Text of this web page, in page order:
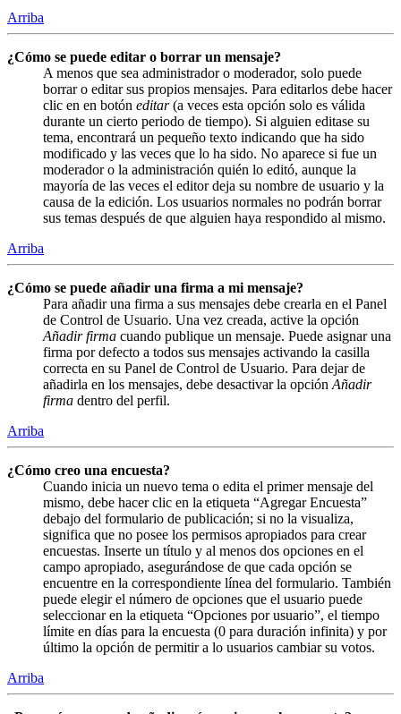
Arriba
¿Cómo se puede editar o borrar un mensaje?
A menos que sea administrador o moderador, solo puede
borrar o editar sus propios mensajes. Para editarlos debe hacer
clic en en botón editar(a veces esta opción solo es válida
durante un cierto periodo de tiempo). Si alguien editase su
tema, encontrará un pequeño texto indicando que ha sido
modificado y las veces que lo ha sido. No aparece si fue un
moderador o la administración quién lo editó, aunque la
mayoría de las veces el editor deja su nombre de usuario y la
causa de la edición. Los usuarios normales no podrán borrar
sus temas después de que alguien haya respondido al mismo.
Arriba
¿Cómo se puede añadir una firma a mi mensaje?
Para añadir una firma a sus mensajes debe crearla en el Panel
de Control de Usuario. Una vez creada, active la opción
Añadir firma cuando publique un mensaje. Puede asignar una
firma por defecto a todos sus mensajes activando la casilla
correcta en su Panel de Control de Usuario. Para dejar de
añadirla en los mensajes, debe desactivar la opción Añadir
firma dentro del perfil.
Arriba
¿Cómo creo una encuesta?
Cuando inicia un nuevo tema o edita el primer mensaje del
mismo, debe hacer clic en la etiqueta “Agregar Encuesta”
debajo del formulario de publicación; si no la visualiza,
significa que no posee los permisos apropiados para crear
encuestas. Inserte un título y al menos dos opciones en el
campo apropiado, asegurándose de que cada opción se
encuentre en la correspondiente línea del formulario. También
puede elegir el número de opciones que el usuario puede
seleccionar en la etiqueta “Opciones por usuario”, el tiempo
límite en días para la encuesta (0 para duración infinita) y por
último la opción de permitir a lo usuarios cambiar su votos.
Arriba